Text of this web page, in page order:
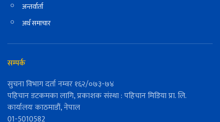
अन्तर्वार्ता
अर्थ समाचार
सम्पर्क
सुचना विभाग दर्ता नम्वर १६२/०७३-७४
पहिचान डटकमका लागि, प्रकाशक संस्था : पहिचान मिडिया प्रा. लि.
कार्यालयः काठमाडौं, नेपाल
01-5010582